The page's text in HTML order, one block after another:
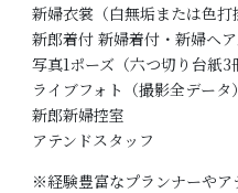
新婦衣裳（白無垢または色打
新郎着付 新婦着付・新婦ヘア
写真1ポーズ（六つ切り台紙3
ライブフォト（撮影全データ）
新郎新婦控室
アテンドスタッフ
※経験豊富なプランナーやア